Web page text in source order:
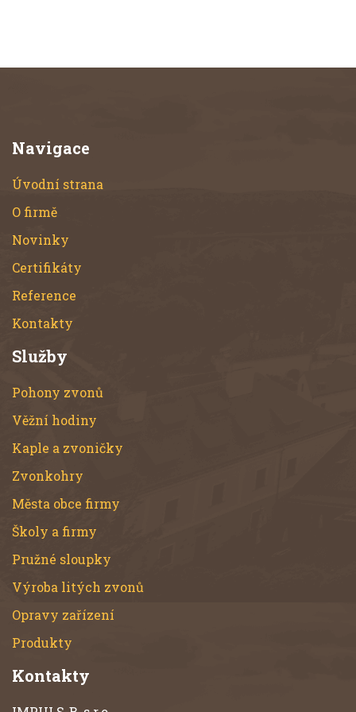
Navigace
Úvodní strana
O firmě
Novinky
Certifikáty
Reference
Kontakty
Služby
Pohony zvonů
Věžní hodiny
Kaple a zvoničky
Zvonkohry
Města obce firmy
Školy a firmy
Pružné sloupky
Výroba litých zvonů
Opravy zařízení
Produkty
Kontakty